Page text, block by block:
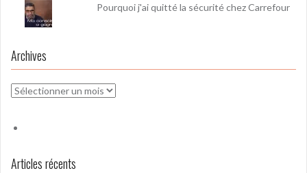
Pourquoi j'ai quitté la sécurité chez Carrefour
Archives
Archives
Articles récents